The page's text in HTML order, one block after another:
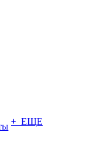
+ ЕЩЕ